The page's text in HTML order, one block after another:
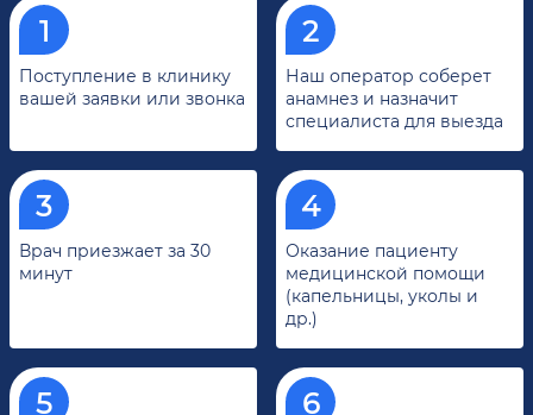
Поступление в клинику
вашей заявки или звонка
Наш оператор соберет
анамнез и назначит
специалиста для выезда
Врач приезжает за 30
минут
Оказание пациенту
медицинской помощи
(капельницы, уколы и
др.)